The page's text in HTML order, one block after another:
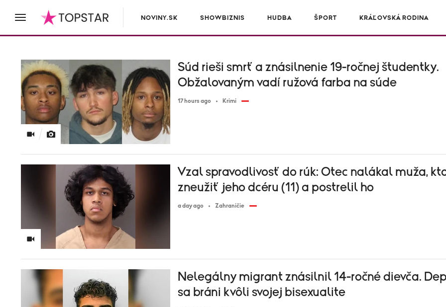
NOVINY.SK SHOWBIZNIS HUDBA ŠPORT KRÁĽOVSKÁ RODINA
Súd rieši smrť a znásilnenie 19-ročnej študentky.
Obžalovaným vadí ružová farba na súde
17 hours ago Krimi
Vzal spravodlivosť do rúk: Otec nalákal muža,
zneužiť jeho dcéru (11) a postrelil ho
a day ago Zahraničie
Nelegálny migrant znásilnil 14-ročné dievča.
sa bráni kvôli svojej bisexualite